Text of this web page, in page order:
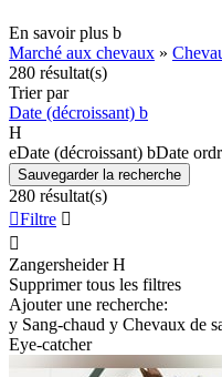
En savoir plus b
Marché aux chevaux »
280 résultat(s)
Trier par
Date (décroissant) b
H
eDate (décroissant) bDate
Sauvegarder la recherche
280 résultat(s)
Filtre 

Zangersheider H
Supprimer tous les filtres
Ajouter une recherche:
y Sang-chaud y Chevaux de
Eye-catcher